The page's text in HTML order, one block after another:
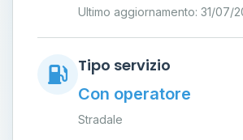
Ultimo aggiornamento: 31/07/
Tipo servizio
Con operatore
Stradale